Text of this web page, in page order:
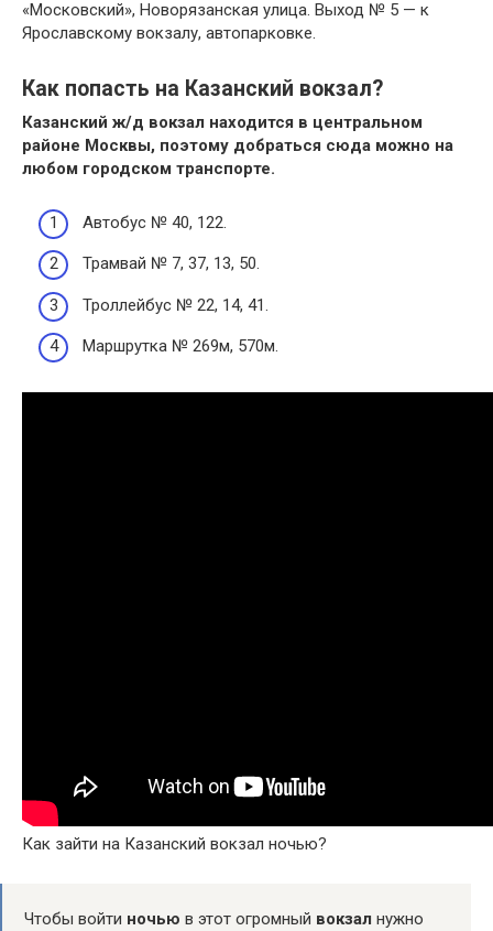
«Московский», Новорязанская улица. Выход № 5 — к
Ярославскому вокзалу, автопарковке.
Как попасть на Казанский вокзал?
Казанский ж/д вокзал находится в центральном
районе Москвы, поэтому добраться сюда можно на
любом городском транспорте.
Автобус № 40, 122.
Трамвай № 7, 37, 13, 50.
Троллейбус № 22, 14, 41.
Маршрутка № 269м, 570м.
Как зайти на Казанский вокзал ночью?
Чтобы войти ночью в этот огромный вокзал нужно